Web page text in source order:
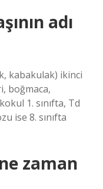
adı
kabakulak) ikinci
boğmaca,
1. sınıfta, Td
ise 8. sınıfta
zaman